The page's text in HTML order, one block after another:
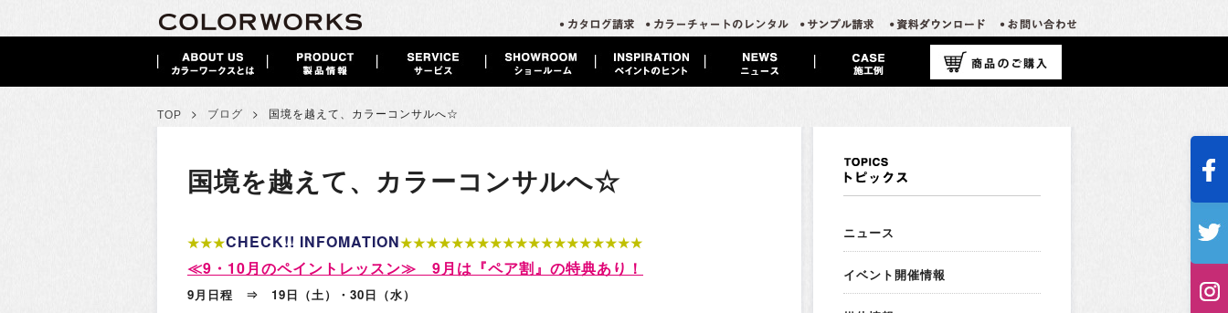
TOP > ブログ > 国境を越えて、カラーコンサルへ☆
国境を越えて、カラーコンサルへ☆
★★★CHECK!! INFOMATION★★★★★★★★★★★★★★★★★★★
≪9・10月のペイントレッスン≫ 9月は 『ペア割』の特典あり！
9月日程 ⇒ 19日（土）・30日（水）
ニュース
イベント開催情報